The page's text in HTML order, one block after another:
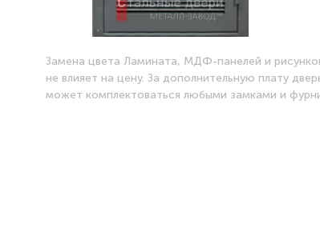
Замена цвета Ламината, МДФ-панелей и
не влияет на цену. За дополнительную плату
может комплектоваться любыми замками и